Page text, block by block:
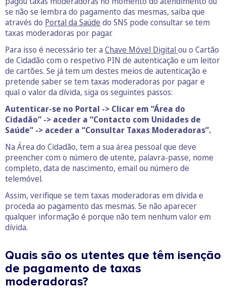
se não se lembra do pagamento das mesmas, saiba que
através do Portal da Saúde do SNS pode consultar se tem
taxas moderadoras por pagar.
Para isso é necessário ter a Chave Móvel Digital ou o Cartão
de Cidadão com o respetivo PIN de autenticação e um leitor
de cartões. Se já tem um destes meios de autenticação e
pretende saber se tem taxas moderadoras por pagar e
qual o valor da dívida, siga os seguintes passos:
Autenticar-se no Portal -> Clicar em “Área do
Cidadão” -> aceder a “Contacto com Unidades de
Saúde” -> aceder a “Consultar Taxas Moderadoras”.
Na Área do Cidadão, tem a sua área pessoal que deve
preencher com o número de utente, palavra-passe, nome
completo, data de nascimento, email ou número de
telemóvel.
Assim, verifique se tem taxas moderadoras em dívida e
proceda ao pagamento das mesmas. Se não aparecer
qualquer informação é porque não tem nenhum valor em
dívida.
Quais são os utentes que têm isenção
de pagamento de taxas
moderadoras?